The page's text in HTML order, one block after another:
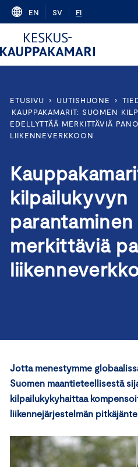
Skip
content
EN SV FI
ETUSIVU › UUTISHUONE ›
KAUPPAKAMARIT: SUOMEN
EDELLYTTÄÄ MERKITTÄVIÄ
LIIKENNEVERKKOON
kilpailukyvyn
merkittäviä
Jotta menestymme
Suomen maantieteellisestä
kilpailukykyhaittaa
liikennejärjestelmän